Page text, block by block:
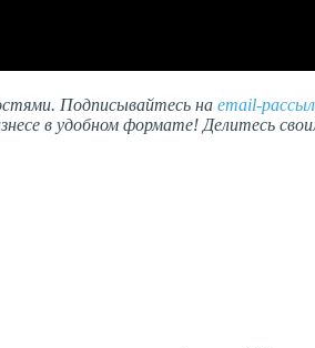
Подписывайтесь на email-
в удобном формате! Делитесь